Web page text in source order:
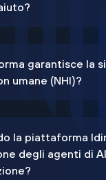
garantisce la
umane (NHI)?
la piattaforma
degli agenti di